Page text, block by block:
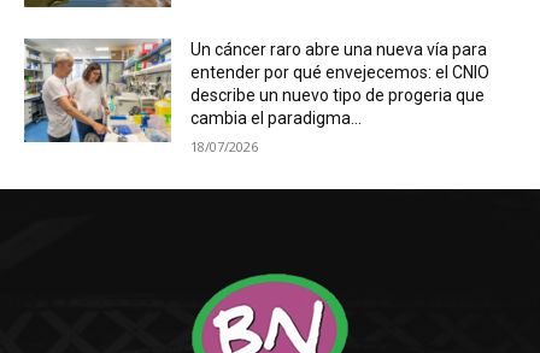
Un cáncer raro abre una nueva vía para
entender por qué envejecemos: el CNIO
describe un nuevo tipo de progeria que
cambia el paradigma...
18/07/2026